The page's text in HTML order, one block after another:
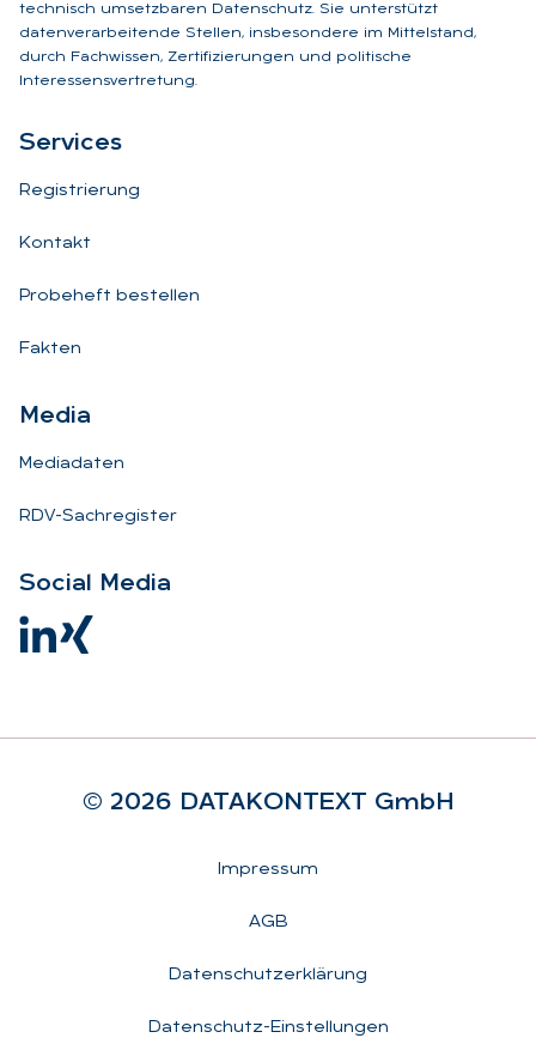
technisch umsetzbaren Datenschutz. Sie unterstützt
datenverarbeitende Stellen, insbesondere im Mittelstand,
durch Fachwissen, Zertifizierungen und politische
Interessensvertretung.
Ser­vices
Registrierung
Kontakt
Probeheft bestellen
Fakten
Me­dia
Mediadaten
RDV-Sachregister
So­ci­al Me­dia
© 2026 DA­TA­KON­TEXT GmbH
Impressum
AGB
Datenschutzerklärung
Datenschutz-Einstellungen